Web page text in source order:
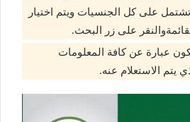
على كل الجنسيات ويتم اختيار
على زر البحث.
عبارة عن كافة المعلومات
يتم الاستعلام عنه.